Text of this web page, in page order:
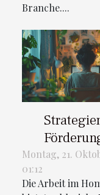
Branche....
Montag, 21.
01:12
Die Arbeit im